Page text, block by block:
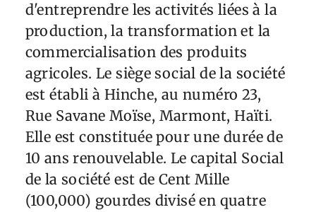
d'entreprendre les activités liées à la
production, la transformation et la
commercialisation des produits
agricoles. Le siège social de la société
est établi à Hinche, au numéro 23,
Rue Savane Moïse, Marmont, Haïti.
Elle est constituée pour une durée de
10 ans renouvelable. Le capital Social
de la société est de Cent Mille
(100,000) gourdes divisé en quatre